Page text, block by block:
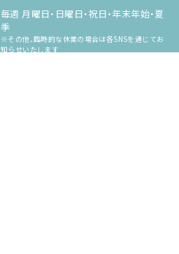
毎週 月曜日・日曜日・祝日・年末年始・夏
季
※その他、臨時的な休業の場合は各SNSを通じてお
知らせいたします